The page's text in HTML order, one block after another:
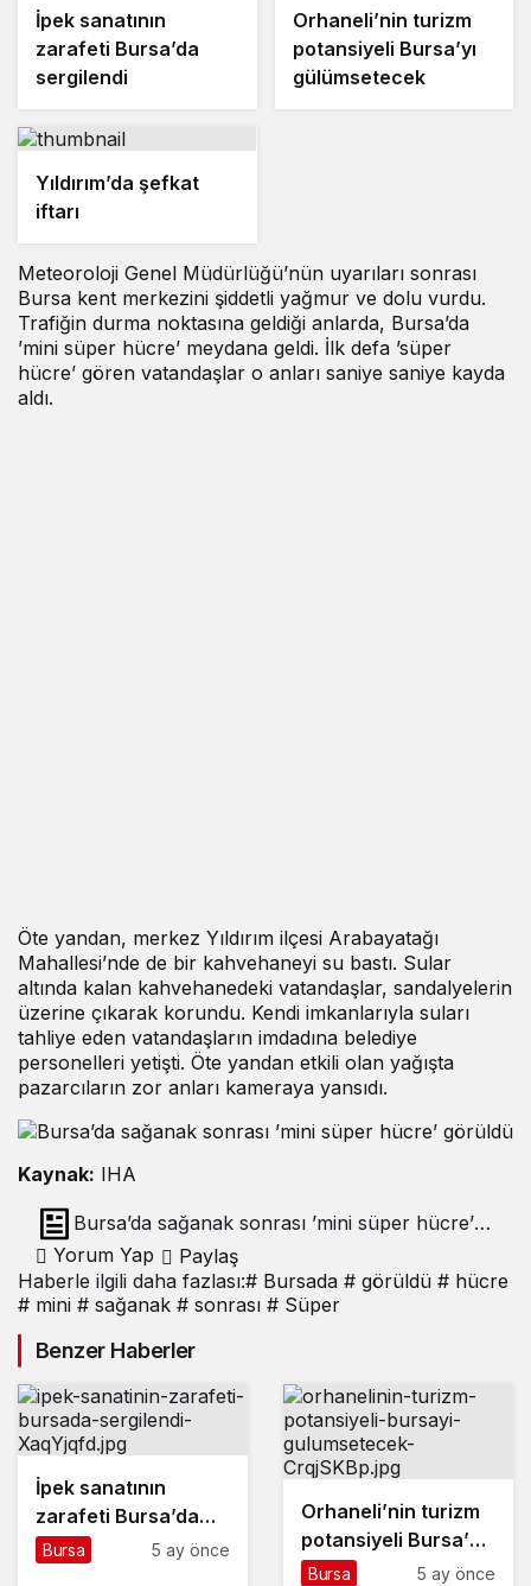
İpek sanatının
zarafeti Bursa’da
sergilendi
Orhaneli’nin turizm
potansiyeli Bursa’yı
gülümsetecek
Yıldırım’da şefkat
iftarı
Meteoroloji Genel Müdürlüğü’nün uyarıları sonrası
Bursa kent merkezini şiddetli yağmur ve dolu vurdu.
Trafiğin durma noktasına geldiği anlarda, Bursa’da
’mini süper hücre’ meydana geldi. İlk defa ’süper
hücre’ gören vatandaşlar o anları saniye saniye kayda
aldı.
Öte yandan, merkez Yıldırım ilçesi Arabayatağı
Mahallesi’nde de bir kahvehaneyi su bastı. Sular
altında kalan kahvehanedeki vatandaşlar, sandalyelerin
üzerine çıkarak korundu. Kendi imkanlarıyla suları
tahliye eden vatandaşların imdadına belediye
personelleri yetişti. Öte yandan etkili olan yağışta
pazarcıların zor anları kameraya yansıdı.
Kaynak: IHA
Bursa’da sağanak sonrası ’mini süper hücre’
görüldü
Yorum Yap
Paylaş
Haberle ilgili daha fazlası:# Bursada # görüldü # hücre
# mini # sağanak # sonrası # Süper
Benzer Haberler
İpek sanatının
zarafeti Bursa’da
sergilendi
Bursa 5 ay önce
Orhaneli’nin turizm
potansiyeli Bursa’yı
gülümsetecek
Bursa 5 ay önce